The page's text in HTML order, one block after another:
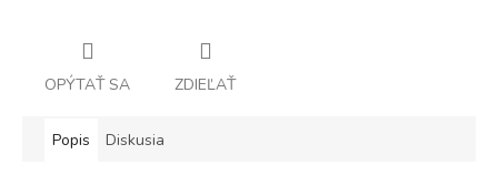
OPÝTAŤ SA ZDIEĽAŤ
Popis Diskusia